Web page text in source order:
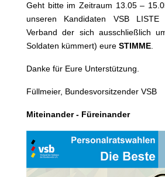
Geht bitte im Zeitraum 13.05 –
unseren Kandidaten VSB
Verband der sich ausschließlich
Soldaten kümmert) eure STIMME
Danke für Eure Unterstützung.
Füllmeier, Bundesvorsitzender VSB
Miteinander - Füreinander